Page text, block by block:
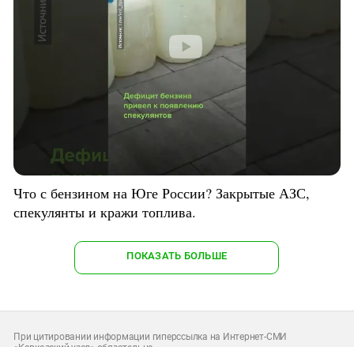
Что с бензином на Юге России? Закрытые АЗС,
спекулянты и кражи топлива.
ПОКАЗАТЬ БОЛЬШЕ
При цитировании информации гиперссылка на Интернет-СМИ